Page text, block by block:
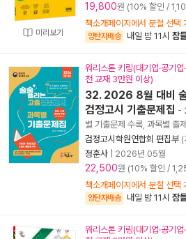
미리보기
19,800원 (10% 할인 /
책소개페이지에서 분철 선택
양탄자배송 내일 밤 11시 잠
워리스톤 키링(대기업·공기
천 교재 3만원 이상)
32. 2026 8월 대비
검정고시 기출문제집 -
별 기출문제 수록, 과목별 출
검정고시학원연합회 편집부 (
정훈사
2026년 05월
22,500원 (10% 할인 /
책소개페이지에서 분철 선택
양탄자배송 내일 밤 11시 잠
워리스톤 키링(대기업·공기